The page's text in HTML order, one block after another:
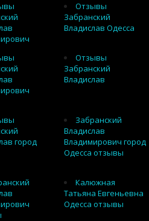
Отзывы
Забранский
Владислав Одесса
Отзывы
Забранский
Владислав
город
Забранский
Владислав
Владимирович город
Одесса отзывы
Калюжная
Татьяна Евгеньевна
Одесса отзывы